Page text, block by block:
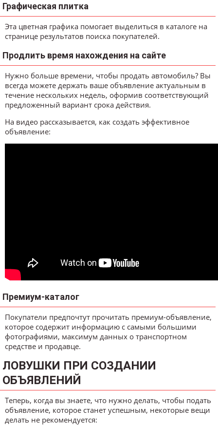
Графическая плитка
Эта цветная графика помогает выделиться в каталоге на
странице результатов поиска покупателей.
Продлить время нахождения на сайте
Нужно больше времени, чтобы продать автомобиль? Вы
всегда можете держать ваше объявление актуальным в
течение нескольких недель, оформив соответствующий
предложенный вариант срока действия.
На видео рассказывается, как создать эффективное
объявление:
Премиум-каталог
Покупатели предпочтут прочитать премиум-объявление,
которое содержит информацию с самыми большими
фотографиями, максимум данных о транспортном
средстве и продавце.
ЛОВУШКИ ПРИ СОЗДАНИИ
ОБЪЯВЛЕНИЙ
Теперь, когда вы знаете, что нужно делать, чтобы подать
объявление, которое станет успешным, некоторые вещи
делать не рекомендуется: